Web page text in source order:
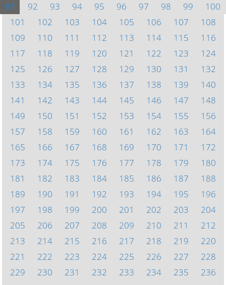
91
92 93 94 95 96 97 98 99
100
101
102 103 104 105 106 107
108
109
110 111 112 113 114 115
116
117
118 119 120 121 122 123
124
125
126 127 128 129 130 131
132
133
134 135 136 137 138 139
140
141
142 143 144 145 146 147
148
149
150 151 152 153 154 155
156
157
158 159 160 161 162 163
164
165
166 167 168 169 170 171
172
173
174 175 176 177 178 179
180
181
182 183 184 185 186 187
188
189
190 191 192 193 194 195
196
197
198 199 200 201 202 203
204
205
206 207 208 209 210 211
212
213
214 215 216 217 218 219
220
221
222 223 224 225 226 227
228
229
230 231 232 233 234 235
236